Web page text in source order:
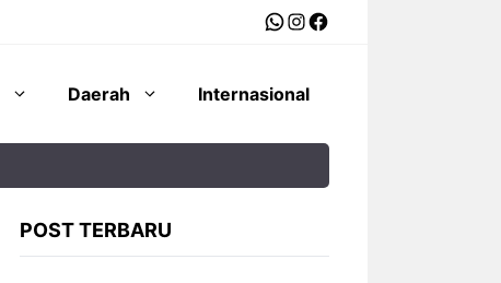
WhatsApp
Instagram
Facebook
Daerah Internasional
POST TERBARU